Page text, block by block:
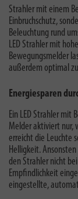
Strahler mit einem
Einbruchschutz,
Beleuchtung rund
LED Strahler mit
Bewegungsmelder
außerdem optimal
Energiesparen
Ein LED Strahler mit
Melder aktiviert nur,
erreicht die Leuchte
Helligkeit.
den Strahler nicht
Empfindlichkeit
eingestellte,